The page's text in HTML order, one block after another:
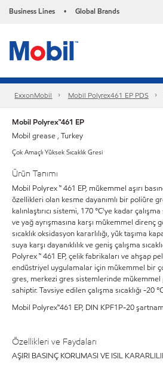
Business Lines • Global Brands
ExxonMobil Mobil Polyrex461 EP PDS
Mobil Polyrex™461 EP
Mobil grease , Turkey
Çok Amaçlı Yüksek Sıcaklık Gresi
Ürün Tanımı
Mobil Polyrex ™ 461 EP, mükemmel aşırı
özellikleri olan kesme dayanımlı bir poliüre
kalınlaştırıcı sistemi, 170 °C'ye kadar
ve yağ ayrışmasına karşı mükemmel direnç
sıcaklık oksidasyon kararlılığı, yük taşıma
suya karşı dayanıklılık ve geniş çalışma
Polyrex ™ 461 EP, çelik fabrikaları ve ahşap
endüstriyel uygulamalar için mükemmel bir
gres, merkezi gres sistemlerinde
sahiptir. Tavsiye edilen çalışma sıcaklığı -20
Mobil Polyrex™461 EP, DIN KPF1P-20
Özellikleri ve Faydaları
AŞIRI BASINÇ KORUMASI VE ISIL